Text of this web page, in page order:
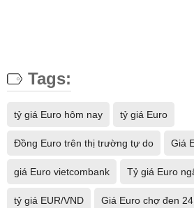
Tags:
tỷ giá Euro hôm nay tỷ giá Euro
Đồng Euro trên thị trường tự do Giá
giá Euro vietcombank Tỷ giá Euro
tỷ giá EUR/VND Giá Euro chợ đen